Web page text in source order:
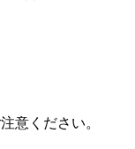
意ください。